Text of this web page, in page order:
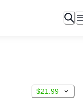
$21.99